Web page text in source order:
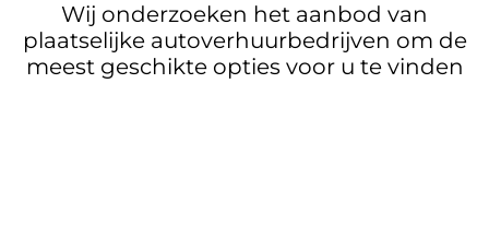
Wij onderzoeken het aanbod van
plaatselijke autoverhuurbedrijven om de
meest geschikte opties voor u te vinden